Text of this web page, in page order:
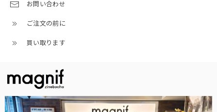
お問い合わせ
ご注文の前に
買い取ります